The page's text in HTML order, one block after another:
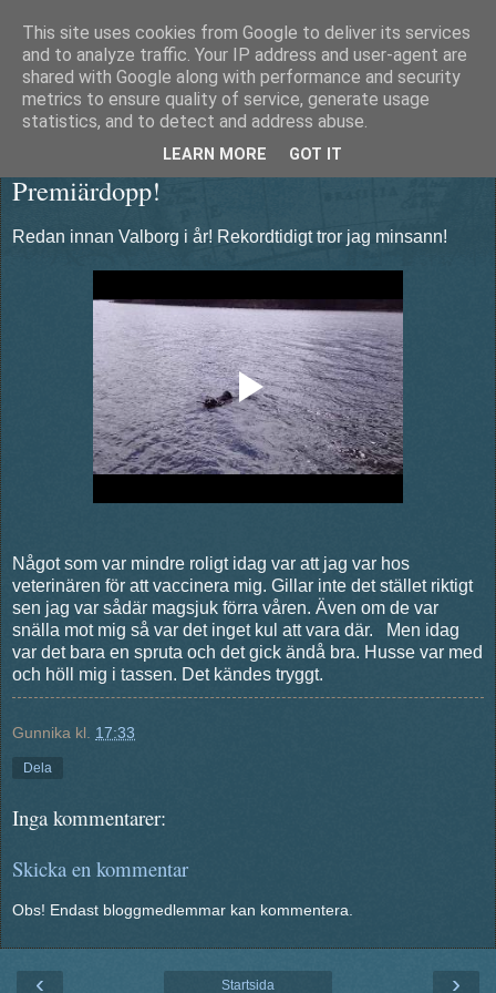
Äventyrshunden Diesel
Premiärdopp!
Redan innan Valborg i år! Rekordtidigt tror jag minsann!
Något som var mindre roligt idag var att jag var hos
veterinären för att vaccinera mig. Gillar inte det stället riktigt
sen jag var sådär magsjuk förra våren. Även om de var
snälla mot mig så var det inget kul att vara där. Men idag
var det bara en spruta och det gick ändå bra. Husse var med
och höll mig i tassen. Det kändes tryggt.
Gunnika kl. 17:33
Dela
Inga kommentarer:
Skicka en kommentar
Obs! Endast bloggmedlemmar kan kommentera.
‹ ›
Startsida
This site uses cookies from Google to deliver its services
and to analyze traffic. Your IP address and user-agent are
shared with Google along with performance and security
metrics to ensure quality of service, generate usage
statistics, and to detect and address abuse.
LEARN MORE GOT IT